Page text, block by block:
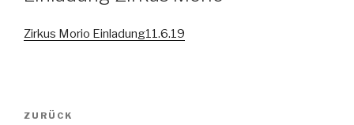
Zirkus Morio Einladung11.6.19
Beitrags-
Vorheriger
ZURÜCK